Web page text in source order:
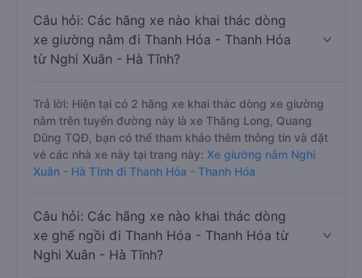
Câu hỏi: Các hãng xe nào khai thác dòng
xe giường nằm đi Thanh Hóa - Thanh Hóa
từ Nghi Xuân - Hà Tĩnh?
Trả lời: Hiện tại có 2 hãng xe khai thác dòng xe giường
nằm trên tuyến đường này là xe Thăng Long, Quang
Dũng TQĐ, bạn có thể tham khảo thêm thông tin và đặt
vé các nhà xe này tại trang này: Xe giường nằm Nghi
Xuân - Hà Tĩnh đi Thanh Hóa - Thanh Hóa
Câu hỏi: Các hãng xe nào khai thác dòng
xe ghế ngồi đi Thanh Hóa - Thanh Hóa từ
Nghi Xuân - Hà Tĩnh?